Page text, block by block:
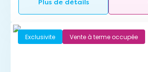
Plus de détails
Exclusivite Vente à terme occupée